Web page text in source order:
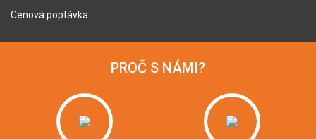
Cenová poptávka
PROČ S NÁMI?